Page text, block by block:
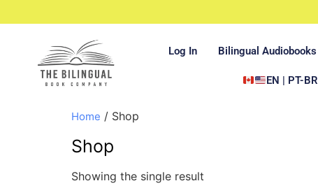
Log In Bilingual Audiobooks
EN | PT-BR
Home / Shop
Shop
Showing the single result